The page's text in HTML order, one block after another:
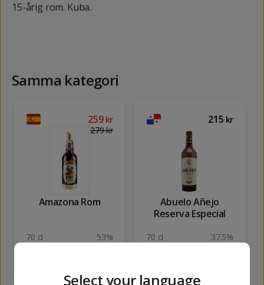
15-årig rom. Kuba.
Samma kategori
259 kr
279kr
Amazona Rom
70 cl 53%
215 kr
Abuelo Añejo
Reserva Especial
70 cl 37.5%
Select your language